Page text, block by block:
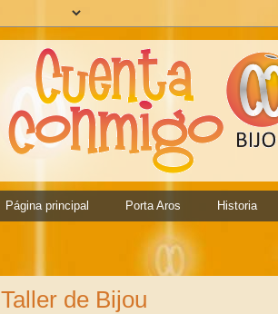
Página principal Porta Aros Historia
Taller de Bijou